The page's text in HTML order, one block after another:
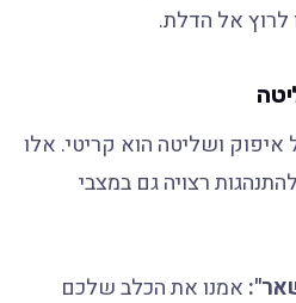
לרוץ אל הדלת.
ושליטה הוא קריטי. אלו
רצויה גם במצבי
אמנו את הכלב שלכם